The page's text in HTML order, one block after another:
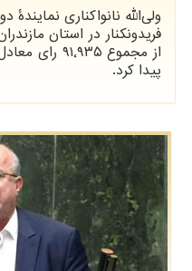
ولی‌الله نانواکناری نمایندهٔ
پیدا کرد.